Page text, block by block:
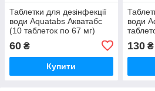
Таблетки для дезінфекції
води Aquatabs Акватабс
(10 таблеток по 67 мг)
60 ₴
Купити
води
130₴